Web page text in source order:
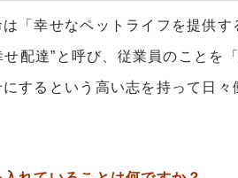
「幸せなペットライフを提供
せ配達”と呼び、従業員のことを
するという高い志を持って日々